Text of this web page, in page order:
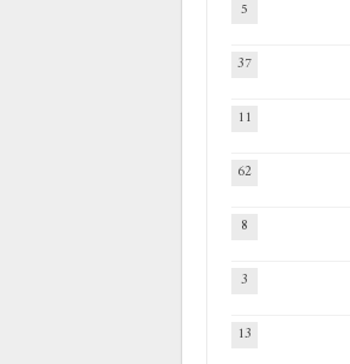
5
37
11
62
8
3
13